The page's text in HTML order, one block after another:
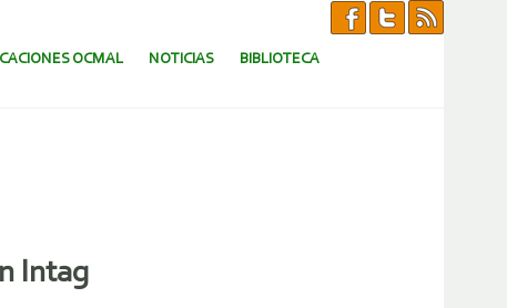
OCMAL NOTICIAS BIBLIOTECA
Intag